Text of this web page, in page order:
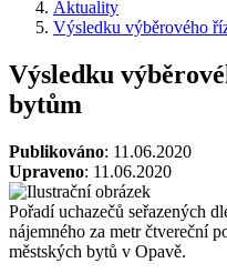
Aktuality
Výsledku výběrového
Výsledku
bytům
Publikováno: 11.06.2020
Upraveno: 11.06.2020
Pořadí uchazečů seřazených
nájemného za metr čtvereční
městských bytů v Opavě.